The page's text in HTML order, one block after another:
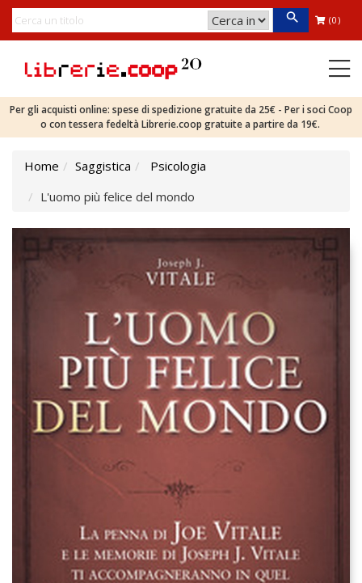
(0)
Per gli acquisti online: spese di spedizione gratuite da 25€ - Per i soci Coop
o con tessera fedeltà Librerie.coop gratuite a partire da 19€.
Home Saggistica
Psicologia
L'uomo più felice del mondo